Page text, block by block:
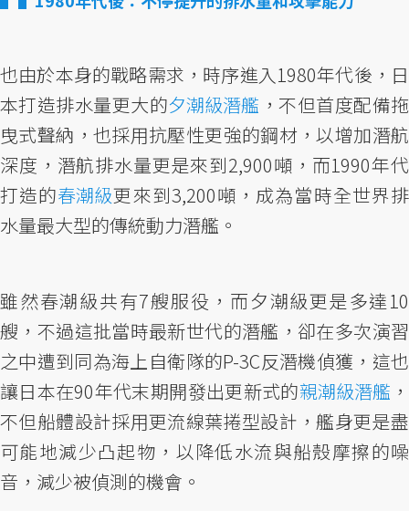
也由於本身的戰略需求，時序進入1980年代後，日
本打造排水量更大的夕潮級潛艦 ，不但首度配備拖
曳式聲納，也採用抗壓性更強的鋼材，以增加潛航
深度，潛航排水量更是來到2,900噸，而1990年代
打造的春潮級更來到3,200噸，成為當時全世界排
水量最大型的傳統動力潛艦。
雖然春潮級共有7艘服役，而夕潮級更是多達10
艘，不過這批當時最新世代的潛艦，卻在多次演習
之中遭到同為海上自衛隊的P-3C反潛機偵獲，這也
讓日本在90年代末期開發出更新式的親潮級潛艦 ，
不但船體設計採用更流線葉捲型設計，艦身更是盡
可能地減少凸起物，以降低水流與船殼摩擦的噪
音，減少被偵測的機會。